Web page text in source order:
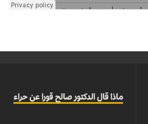
ماذا قال الدكتور صالح قورا عن حراء